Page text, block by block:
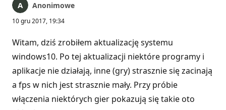
Anonimowe
10 gru 2017, 19:34
Witam, dziś zrobiłem aktualizację systemu
windows10. Po tej aktualizacji niektóre programy i
aplikacje nie działają, inne (gry) strasznie się zacinają
a fps w nich jest strasznie mały. Przy próbie
włączenia niektórych gier pokazują się takie oto